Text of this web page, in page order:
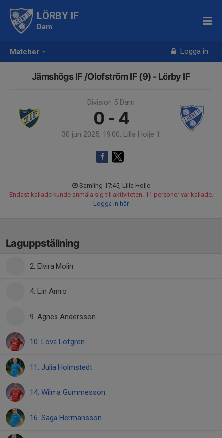
Matcher Logga in
LÖRBY IF
Dam
Jämshögs IF /Olofström IF (9) - Lörby IF
Division 5 Dam
0 - 4
30 jun 2025, 19:00, Lilla Holje 1
Samling 17:45, Lilla Holje
Endast kallade kunde anmäla sig till aktiviteten. 11 personer var kallade.
Logga in här
Laguppställning
2. Elvira Molin
4. Lin Amro
9. Agnes Andersson
10. Lova Löfgren
11. Julia Holmstedt
14. Wilma Gummesson
16. Saga Hermansson